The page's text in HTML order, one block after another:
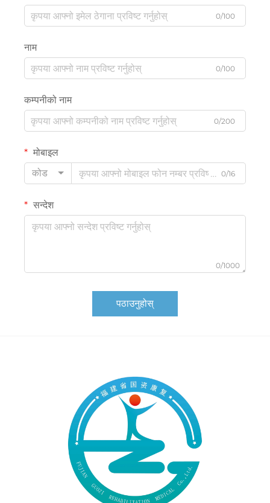
0/100
नाम
0/100
कम्पनीको नाम
0/200
मोबाइल
कोड
0/16
सन्देश
0/1000
पठाउनुहोस्